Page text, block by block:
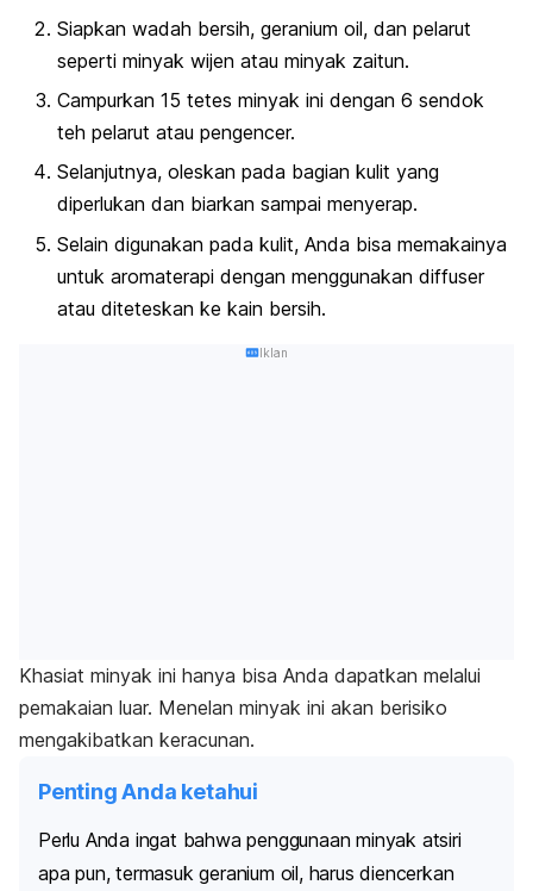
Siapkan wadah bersih, geranium oil, dan pelarut
seperti minyak wijen atau minyak zaitun.
Campurkan 15 tetes minyak ini dengan 6 sendok
teh pelarut atau pengencer.
Selanjutnya, oleskan pada bagian kulit yang
diperlukan dan biarkan sampai menyerap.
Selain digunakan pada kulit, Anda bisa memakainya
untuk aromaterapi dengan menggunakan diffuser
atau diteteskan ke kain bersih.
Iklan
Khasiat minyak ini hanya bisa Anda dapatkan melalui
pemakaian luar. Menelan minyak ini akan berisiko
mengakibatkan keracunan.
Penting Anda ketahui
Perlu Anda ingat bahwa penggunaan minyak atsiri
apa pun, termasukgeranium oil, harus diencerkan